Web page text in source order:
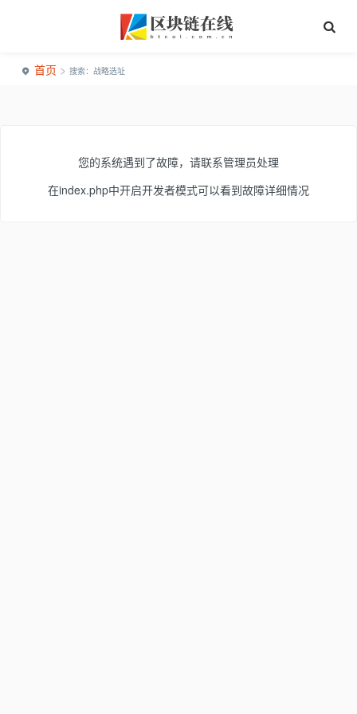
首页 > 搜索：战略选址
您的系统遇到了故障，请联系管理员处理
在index.php中开启开发者模式可以看到故障详细情况